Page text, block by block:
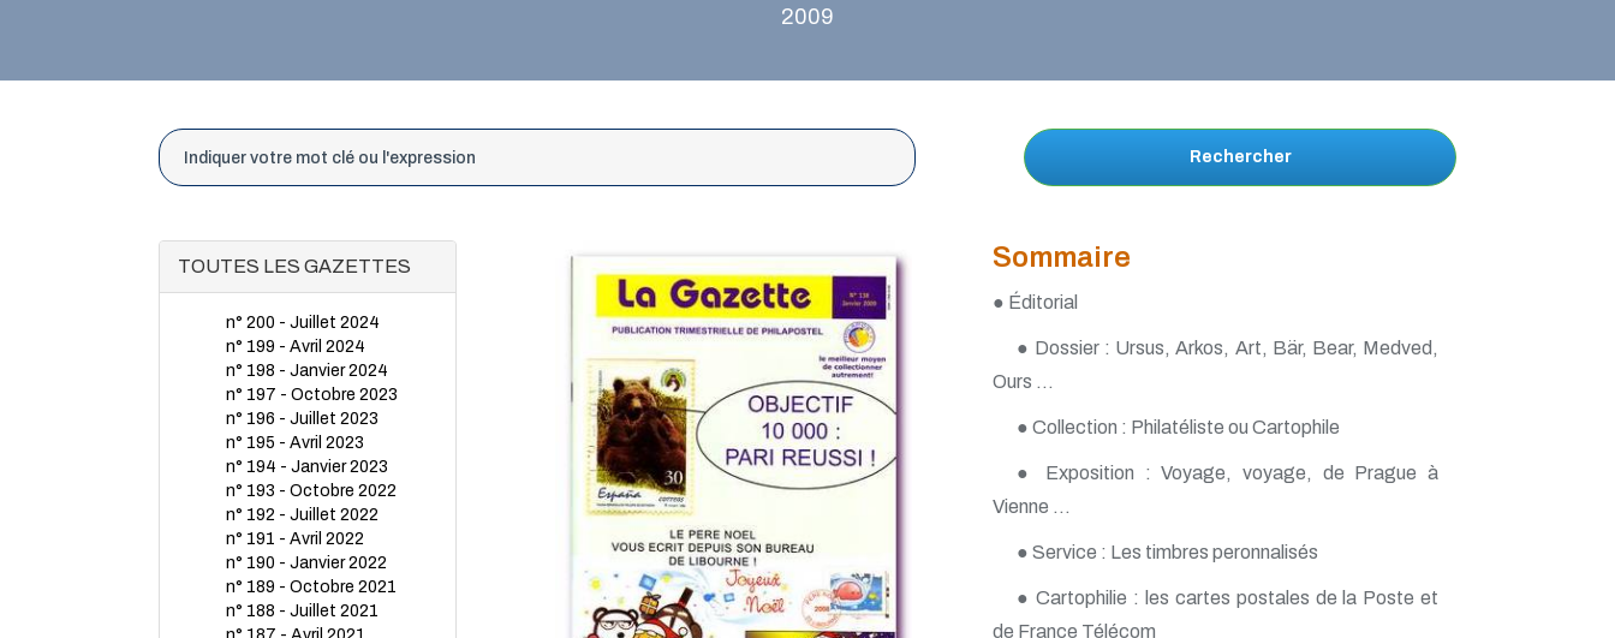
2009
Rechercher
TOUTES LES GAZETTES
n° 200 - Juillet 2024
n° 199 - Avril 2024
n° 198 - Janvier 2024
n° 197 - Octobre 2023
n° 196 - Juillet 2023
n° 195 - Avril 2023
n° 194 - Janvier 2023
n° 193 - Octobre 2022
n° 192 - Juillet 2022
n° 191 - Avril 2022
n° 190 - Janvier 2022
n° 189 - Octobre 2021
n° 188 - Juillet 2021
Sommaire
● Éditorial
● Dossier : Ursus, Arkos, Art, Bär, Bear, Medved,
Ours ...
● Collection : Philatéliste ou Cartophile
● Exposition : Voyage, voyage, de Prague à
Vienne ...
● Service : Les timbres peronnalisés
● Cartophilie : les cartes postales de la Poste et
de France Télécom